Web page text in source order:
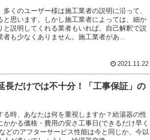
くのユーザー様は施工業者の説明に沿って、
と思います。しかし施工業者によっては、細か
と説明してくれる業者もいれば、自己解釈で説
も少なくありません。施工業者があ...
2021.11.22
長だけでは不十分！「工事保証」の
る時、あなたは何を重視しますか？給湯器の性
かかる価格・費用の安さ工事日(できるだけ早く
どのアフターサービス性能は今と同じか、今以